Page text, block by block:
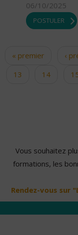
06/10/2025
POSTULER
Pages
« premier ‹
13
14
Vous souhaitez
formations, les
Rendez-vous sur